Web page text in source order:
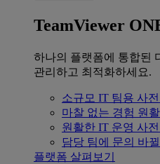
TeamViewer
하나의 플랫폼에 통합된
관리하고 최적화하세요.
소규모 IT 팀용 사
마찰 없는 경험 원
원활한 IT 운영 사
담당 팀에 문의 바
플랫폼 살펴보기